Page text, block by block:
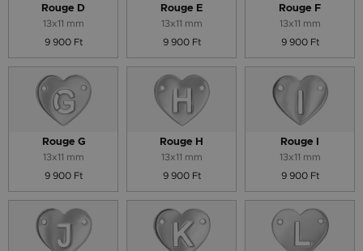
Rouge D
13x11 mm
9 900 Ft
Rouge E
13x11 mm
9 900 Ft
Rouge F
13x11 mm
9 900 Ft
Rouge G
13x11 mm
9 900 Ft
Rouge H
13x11 mm
9 900 Ft
Rouge I
13x11 mm
9 900 Ft